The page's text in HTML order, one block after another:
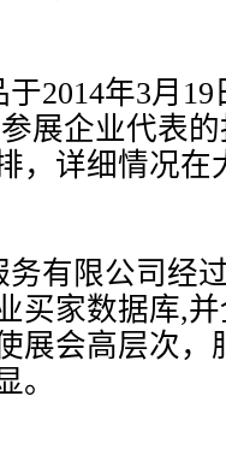
2014年3月
展企业代表
，详细情况在
务有限公司经
买家数据库,
展会高层次，
。